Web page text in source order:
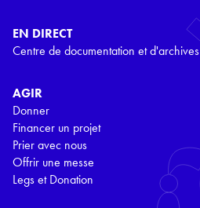
EN DIRECT
Centre de documentation et d'archives
AGIR
Donner
Financer un projet
Prier avec nous
Offrir une messe
Legs et Donation